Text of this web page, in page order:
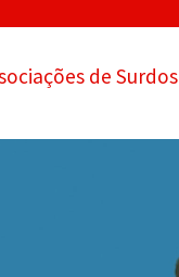
de Surdos